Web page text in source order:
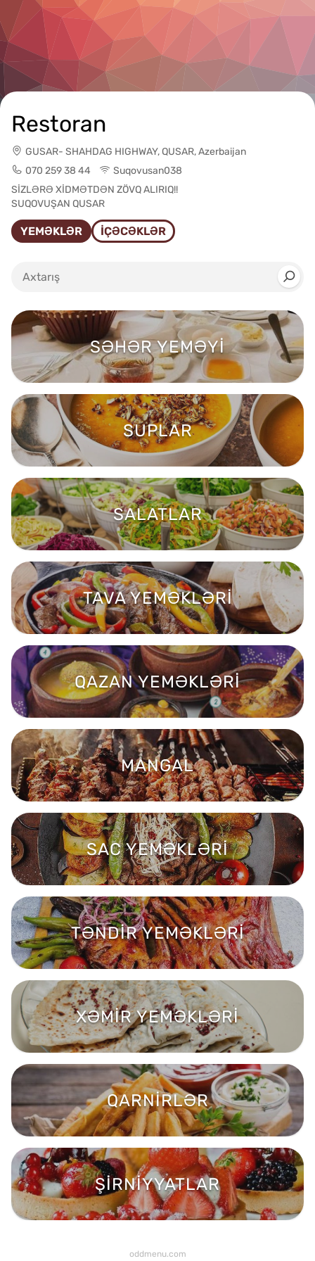
Restoran
GUSAR- SHAHDAG HIGHWAY, QUSAR, Azerbaijan
070 259 38 44
Suqovusan038
SİZLƏRƏ XİDMƏTDƏN ZÖVQ ALIRIQ!!
SUQOVUŞAN QUSAR
YEMƏKLƏR İÇƏCƏKLƏR
SƏHƏR YEMƏYİ
SUPLAR
SALATLAR
TAVA YEMƏKLƏRİ
QAZAN YEMƏKLƏRİ
MANGAL
SAC YEMƏKLƏRİ
TƏNDİR YEMƏKLƏRİ
XƏMİR YEMƏKLƏRİ
QARNİRLƏR
ŞİRNİYYATLAR
oddmenu.com